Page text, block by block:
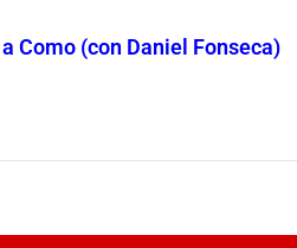
Como (con Daniel Fonseca)